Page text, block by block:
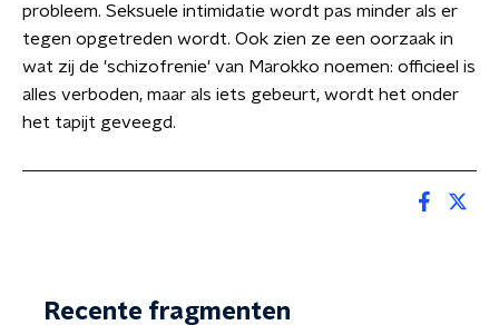
probleem. Seksuele intimidatie wordt pas minder als er
tegen opgetreden wordt. Ook zien ze een oorzaak in
wat zij de 'schizofrenie' van Marokko noemen: officieel is
alles verboden, maar als iets gebeurt, wordt het onder
het tapijt geveegd.
Recente fragmenten